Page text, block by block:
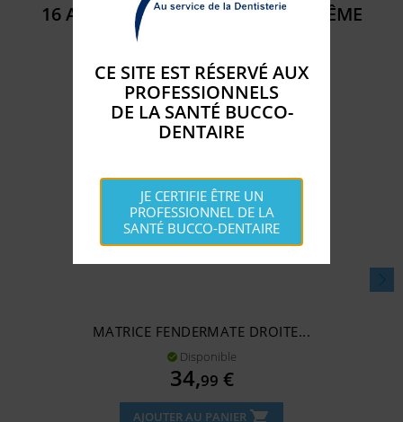
16 AUTRES PRODUITS DANS LA MÊME
MATRICE FENDERMATE DROITE...
 Disponible
Prix
34,99 €
AJOUTER AU PANIER
CE SITE EST RÉSERVÉ AUX
PROFESSIONNELS
DE LA SANTÉ BUCCO-
DENTAIRE
JE CERTIFIE ÊTRE UN
PROFESSIONNEL DE LA
SANTÉ BUCCO-DENTAIRE